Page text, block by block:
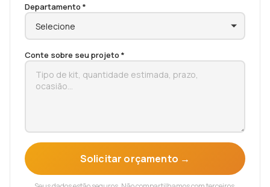
Departamento *
Conte sobre seu projeto *
Solicitar orçamento →